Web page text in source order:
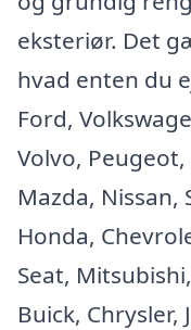
eksteriør. Det
hvad enten du
Ford,
Volvo,
Mazda, Nissan,
Honda,
Seat,
Buick,